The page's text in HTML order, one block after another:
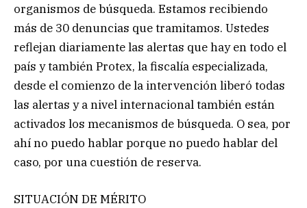
organismos de búsqueda. Estamos recibiendo
más de 30 denuncias que tramitamos. Ustedes
reflejan diariamente las alertas que hay en todo el
país y también Protex, la fiscalía especializada,
desde el comienzo de la intervención liberó todas
las alertas y a nivel internacional también están
activados los mecanismos de búsqueda. O sea, por
ahí no puedo hablar porque no puedo hablar del
caso, por una cuestión de reserva.
SITUACIÓN DE MÉRITO